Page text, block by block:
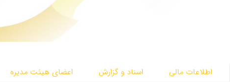
اطلاعات مالی اسناد و گزارش اعضای هیئت مدیره